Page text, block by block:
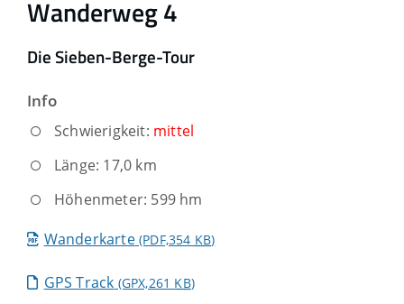
Wanderweg 4
Die Sieben-Berge-Tour
Info
Schwierigkeit: mittel
Länge: 17,0 km
Höhenmeter: 599 hm
Wanderkarte(PDF,354 KB)
GPS Track (GPX,261 KB)